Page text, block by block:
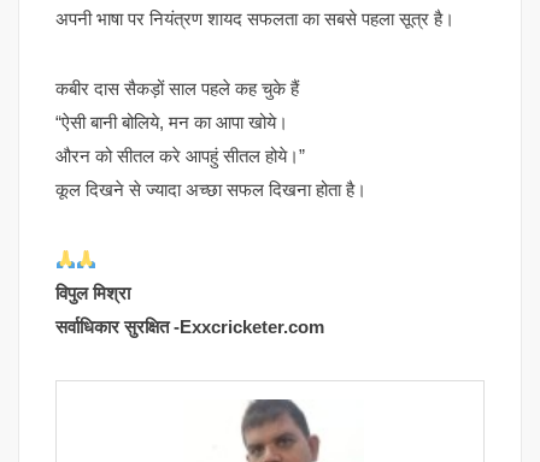
अपनी भाषा पर नियंत्रण शायद सफलता का सबसे पहला सूत्र है।
कबीर दास सैकड़ों साल पहले कह चुके हैं
“ऐसी बानी बोलिये, मन का आपा खोये।
औरन को सीतल करे आपहुं सीतल होये।”
कूल दिखने से ज्यादा अच्छा सफल दिखना होता है।
विपुल मिश्रा
सर्वाधिकार सुरक्षित -Exxcricketer.com